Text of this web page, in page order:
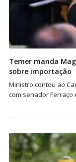
Temer manda
sobre importação
Ministro contou ao
com senador Ferraço